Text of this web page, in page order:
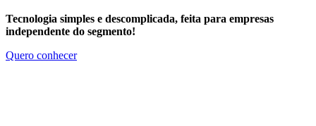
Tecnologia simples e descomplicada, feita para empresas
independente do segmento!
Quero conhecer